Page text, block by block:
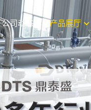
公司动态 产品展厅